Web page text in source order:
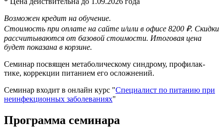
Возможен кредит на обучение.
Стоимость при оплате на сайте и/или в офисе 8200 ₽. Скидки
рассчитываются от базовой стоимости. Итоговая цена
будет показана в корзине.
Семинар посвящен метаболическому синдрому, профилак­
тике, коррекции питанием его осложнений.
Семинар входит в онлайн курс "Специалист по питанию при
неинфекци­онных заболева­ниях"
Программа семинара